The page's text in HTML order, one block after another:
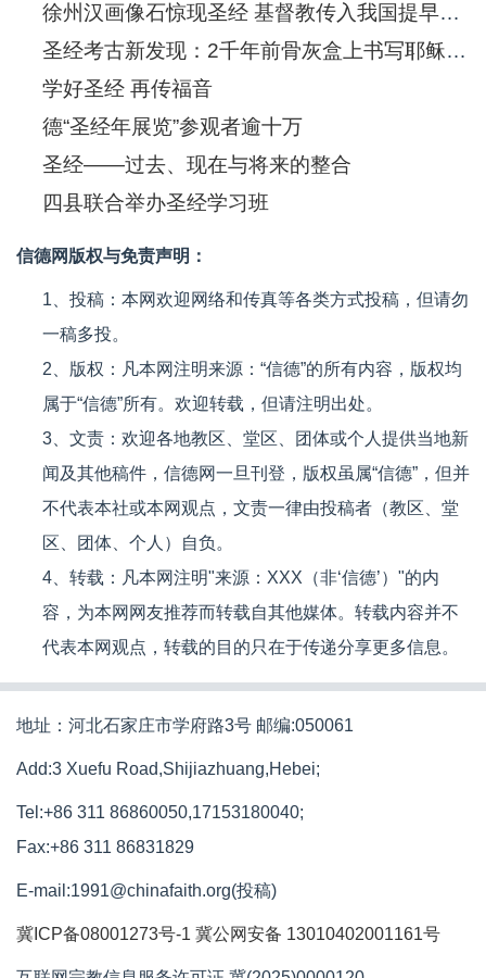
徐州汉画像石惊现圣经 基督教传入我国提早550年
圣经考古新发现：2千年前骨灰盒上书写耶稣(图)
学好圣经 再传福音
德“圣经年展览”参观者逾十万
圣经——过去、现在与将来的整合
四县联合举办圣经学习班
信德网版权与免责声明：
1、投稿：本网欢迎网络和传真等各类方式投稿，但请勿
一稿多投。
2、版权：凡本网注明来源：“信德”的所有内容，版权均
属于“信德”所有。欢迎转载，但请注明出处。
3、文责：欢迎各地教区、堂区、团体或个人提供当地新
闻及其他稿件，信德网一旦刊登，版权虽属“信德”，但并
不代表本社或本网观点，文责一律由投稿者（教区、堂
区、团体、个人）自负。
4、转载：凡本网注明"来源：XXX（非‘信德’）"的内
容，为本网网友推荐而转载自其他媒体。转载内容并不
代表本网观点，转载的目的只在于传递分享更多信息。
地址：河北石家庄市学府路3号 邮编:050061
Add:3 Xuefu Road,Shijiazhuang,Hebei;
Tel:+86 311 86860050,17153180040;
Fax:+86 311 86831829
E-mail:1991@chinafaith.org(投稿)
冀ICP备08001273号-1 冀公网安备 13010402001161号